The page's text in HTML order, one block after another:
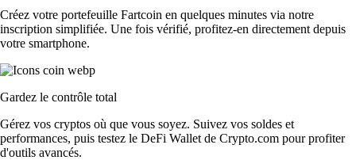
Créez votre portefeuille Fartcoin en quelques minutes via notre
inscription simplifiée. Une fois vérifié, profitez-en directement depuis
votre smartphone.
Gardez le contrôle total
Gérez vos cryptos où que vous soyez. Suivez vos soldes et
performances, puis testez le DeFi Wallet de Crypto.com pour profiter
d'outils avancés.